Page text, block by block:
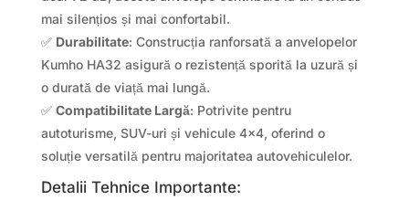
mai silențios și mai confortabil.
✅ Durabilitate: Construcția ranforsată a anvelopelor
Kumho HA32 asigură o rezistență sporită la uzură și
o durată de viață mai lungă.
✅ Compatibilitate Largă: Potrivite pentru
autoturisme, SUV-uri și vehicule 4×4, oferind o
soluție versatilă pentru majoritatea autovehiculelor.
Detalii Tehnice Importante: